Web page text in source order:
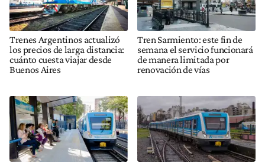
Trenes Argentinos actualizó
los precios de larga distancia:
cuánto cuesta viajar desde
Buenos Aires
Tren Sarmiento: este fin de
semana el servicio funcionará
de manera limitada por
renovación de vías